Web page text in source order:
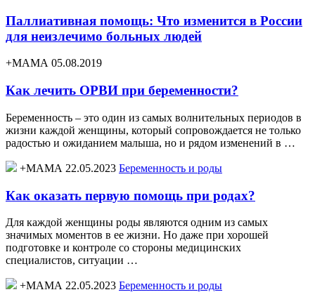
Паллиативная помощь: Что изменится в России
для неизлечимо больных людей
+МАМА 05.08.2019
Как лечить ОРВИ при беременности?
Беременность – это один из самых волнительных периодов в
жизни каждой женщины, который сопровождается не только
радостью и ожиданием малыша, но и рядом изменений в …
+МАМА 22.05.2023 Беременность и роды
Как оказать первую помощь при родах?
Для каждой женщины роды являются одним из самых
значимых моментов в ее жизни. Но даже при хорошей
подготовке и контроле со стороны медицинских
специалистов, ситуации …
+МАМА 22.05.2023 Беременность и роды